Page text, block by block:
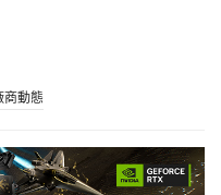
商動態